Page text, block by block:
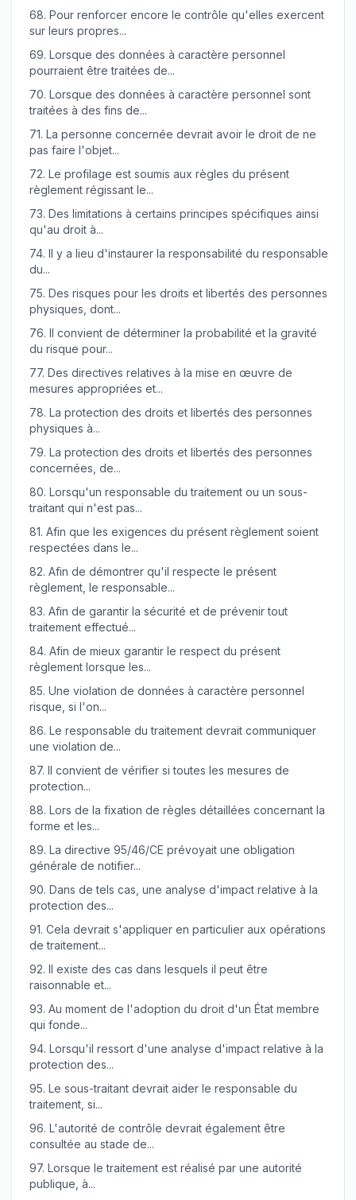
68. Pour renforcer encore le contrôle qu'elles exercent
sur leurs propres...
69. Lorsque des données à caractère personnel
pourraient être traitées de...
70. Lorsque des données à caractère personnel sont
traitées à des fins de...
71. La personne concernée devrait avoir le droit de ne
pas faire l'objet...
72. Le profilage est soumis aux règles du présent
règlement régissant le...
73. Des limitations à certains principes spécifiques ainsi
qu'au droit à...
74. Il y a lieu d'instaurer la responsabilité du responsable
du...
75. Des risques pour les droits et libertés des personnes
physiques, dont...
76. Il convient de déterminer la probabilité et la gravité
du risque pour...
77. Des directives relatives à la mise en œuvre de
mesures appropriées et...
78. La protection des droits et libertés des personnes
physiques à...
79. La protection des droits et libertés des personnes
concernées, de...
80. Lorsqu'un responsable du traitement ou un sous-
traitant qui n'est pas...
81. Afin que les exigences du présent règlement soient
respectées dans le...
82. Afin de démontrer qu'il respecte le présent
règlement, le responsable...
83. Afin de garantir la sécurité et de prévenir tout
traitement effectué...
84. Afin de mieux garantir le respect du présent
règlement lorsque les...
85. Une violation de données à caractère personnel
risque, si l'on...
86. Le responsable du traitement devrait communiquer
une violation de...
87. Il convient de vérifier si toutes les mesures de
protection...
88. Lors de la fixation de règles détaillées concernant la
forme et les...
89. La directive 95/46/CE prévoyait une obligation
générale de notifier...
90. Dans de tels cas, une analyse d'impact relative à la
protection des...
91. Cela devrait s'appliquer en particulier aux opérations
de traitement...
92. Il existe des cas dans lesquels il peut être
raisonnable et...
93. Au moment de l'adoption du droit d'un État membre
qui fonde...
94. Lorsqu'il ressort d'une analyse d'impact relative à la
protection des...
95. Le sous-traitant devrait aider le responsable du
traitement, si...
96. L'autorité de contrôle devrait également être
consultée au stade de...
97. Lorsque le traitement est réalisé par une autorité
publique, à...